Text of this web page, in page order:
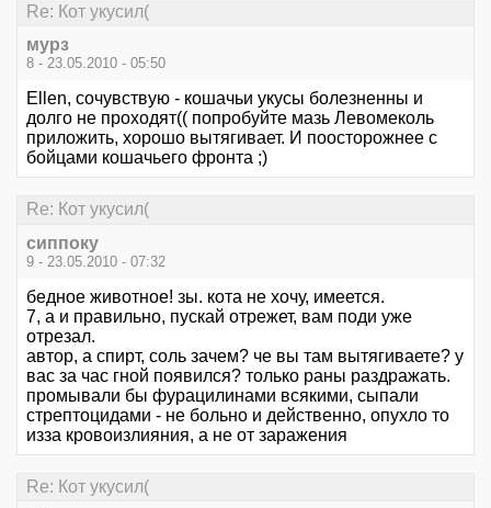
Re: Кот укусил(
мурз
8 - 23.05.2010 - 05:50
Ellen, сочувствую - кошачьи укусы болезненны и
долго не проходят(( попробуйте мазь Левомеколь
приложить, хорошо вытягивает. И поосторожнее с
бойцами кошачьего фронта ;)
Re: Кот укусил(
сиппоку
9 - 23.05.2010 - 07:32
бедное животное! зы. кота не хочу, имеется.
7, а и правильно, пускай отрежет, вам поди уже
отрезал.
автор, а спирт, соль зачем? че вы там вытягиваете? у
вас за час гной появился? только раны раздражать.
промывали бы фурацилинами всякими, сыпали
стрептоцидами - не больно и действенно, опухло то
изза кровоизлияния, а не от заражения
Re: Кот укусил(